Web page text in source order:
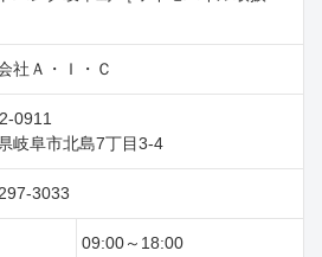
社Ａ・Ｉ・Ｃ
0911
岐阜市北島7丁目3‐4
3033
09:00～18:00